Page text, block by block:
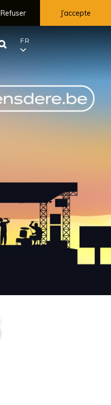
Refuser J’accepte
RECHERCHE
FR